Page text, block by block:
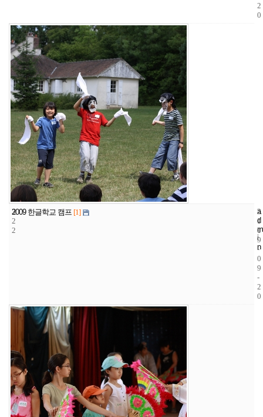
2
0
3
2
2
2009 한글학교 캠프 [1]
a
d
m
i
n
2
1
1
2
0
0
9
-
0
9
-
2
0